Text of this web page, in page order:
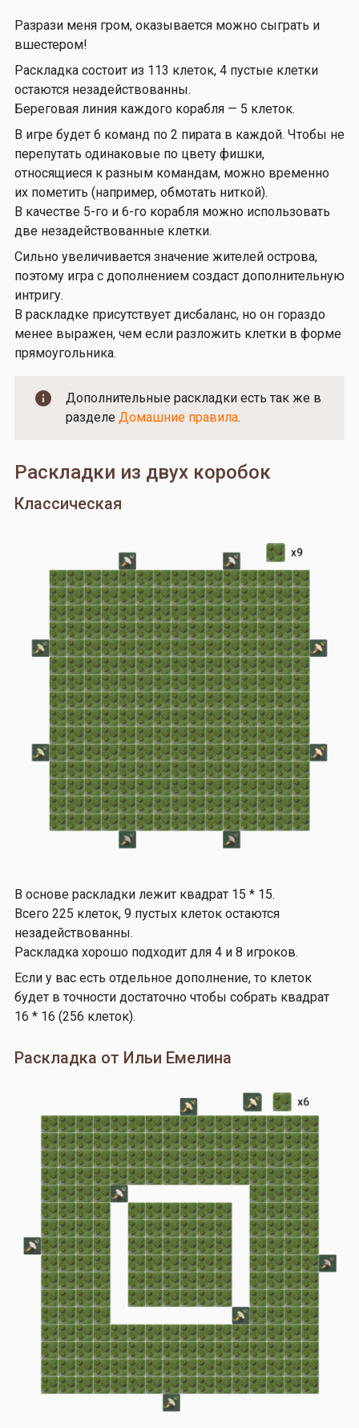
Разрази меня гром, оказывается можно сыграть и
вшестером!
Раскладка состоит из 113 клеток, 4 пустые клетки
остаются незадействованны.
Береговая линия каждого корабля — 5 клеток.
В игре будет 6 команд по 2 пирата в каждой. Чтобы не
перепутать одинаковые по цвету фишки,
относящиеся к разным командам, можно временно
их пометить (например, обмотать ниткой).
В качестве 5-го и 6-го корабля можно использовать
две незадействованные клетки.
Сильно увеличивается значение жителей острова,
поэтому игра с дополнением создаст дополнительную
интригу.
В раскладке присутствует дисбаланс, но он гораздо
менее выражен, чем если разложить клетки в форме
прямоугольника.
Дополнительные раскладки есть так же в
разделе Домашние правила.
Раскладки из двух коробок
Классическая
В основе раскладки лежит квадрат 15 * 15.
Всего 225 клеток, 9 пустых клеток остаются
незадействованны.
Раскладка хорошо подходит для 4 и 8 игроков.
Если у вас есть отдельное дополнение, то клеток
будет в точности достаточно чтобы собрать квадрат
16 * 16 (256 клеток).
Раскладка от Ильи Емелина